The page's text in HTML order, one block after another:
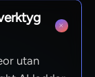
utan